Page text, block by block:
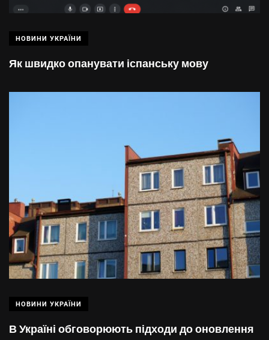
НОВИНИ УКРАЇНИ
Як швидко опанувати іспанську мову
НОВИНИ УКРАЇНИ
В Україні обговорюють підходи до оновлення